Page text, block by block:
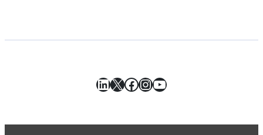
LinkedIn
X Facebook
Instagram
YouTube